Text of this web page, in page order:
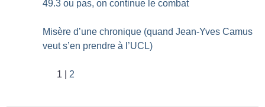
49.3 ou pas, on continue le combat
Misère d’une chronique (quand Jean-Yves Camus
veut s’en prendre à l’UCL)
1 2